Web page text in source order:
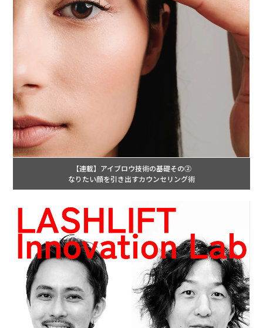
【連載】アイブロウ技術の基礎その②
なりたい顔を引き出すカウンセリング術